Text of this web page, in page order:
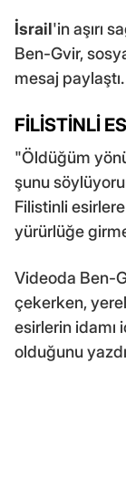
İsrail'in aşırı
Ben-Gvir,
mesaj paylaştı.
FİLİSTİNLİ
"Öldüğüm
şunu
Filistinli
yürürlüğe
Videoda Ben-
çekerken,
esirlerin
olduğunu